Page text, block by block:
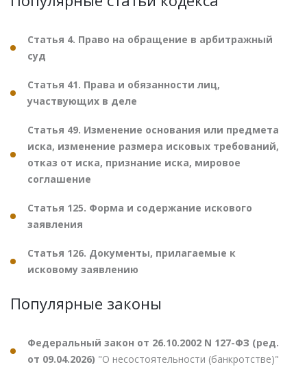
Статья 4. Право на обращение в арбитражный
суд
Статья 41. Права и обязанности лиц,
участвующих в деле
Статья 49. Изменение основания или предмета
иска, изменение размера исковых требований,
отказ от иска, признание иска, мировое
соглашение
Статья 125. Форма и содержание искового
заявления
Статья 126. Документы, прилагаемые к
исковому заявлению
Популярные законы
Федеральный закон от 26.10.2002 N 127-ФЗ (ред.
от 09.04.2026) "О несостоятельности (банкротстве)"